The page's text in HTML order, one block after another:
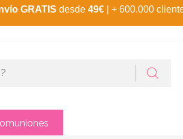
GRATIS desde 49€ | + 600.000